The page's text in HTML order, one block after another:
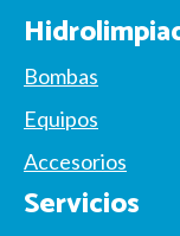
Bombas
Equipos
Accesorios
Servicios